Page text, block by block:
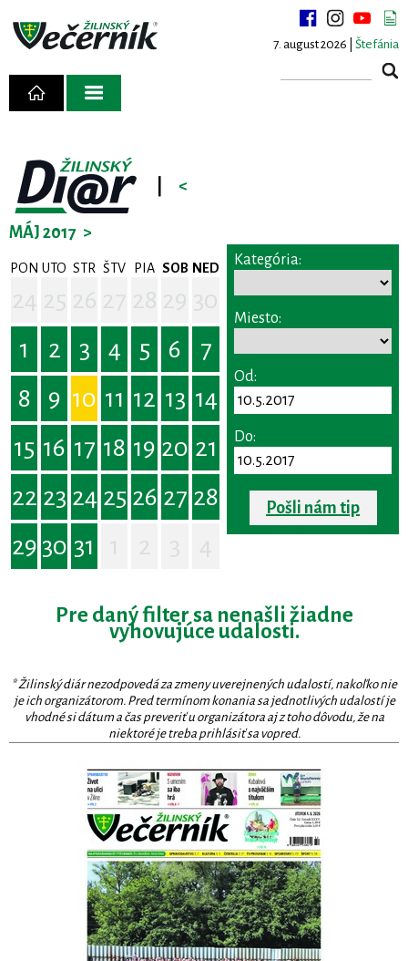
7. august 2026 | Štefánia
<
MÁJ 2017 >
PON UTO STR ŠTV PIA SOB NED
1
2 3 4 5 6
7
8
9 10 11 12 13 14
15 16 17 18 19 20 21
22 23 24 25 26 27 28
29 30 31
Kategória:
Miesto:
Od:
Do:
Pošli nám tip
Pre daný filter sa nenašli žiadne
vyhovujúce udalosti.
* Žilinský diár nezodpovedá za zmeny uverejnených udalostí, nakoľko nie
je ich organizátorom. Pred termínom konania sa jednotlivých udalostí je
vhodné si dátum a čas preveriť u organizátora aj z toho dôvodu, že na
niektoré je treba prihlásiť sa vopred.